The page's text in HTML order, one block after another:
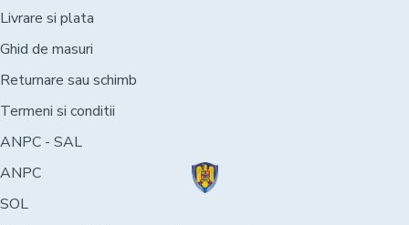
Livrare si plata
Ghid de masuri
Returnare sau schimb
Termeni si conditii
ANPC - SAL
ANPC
SOL